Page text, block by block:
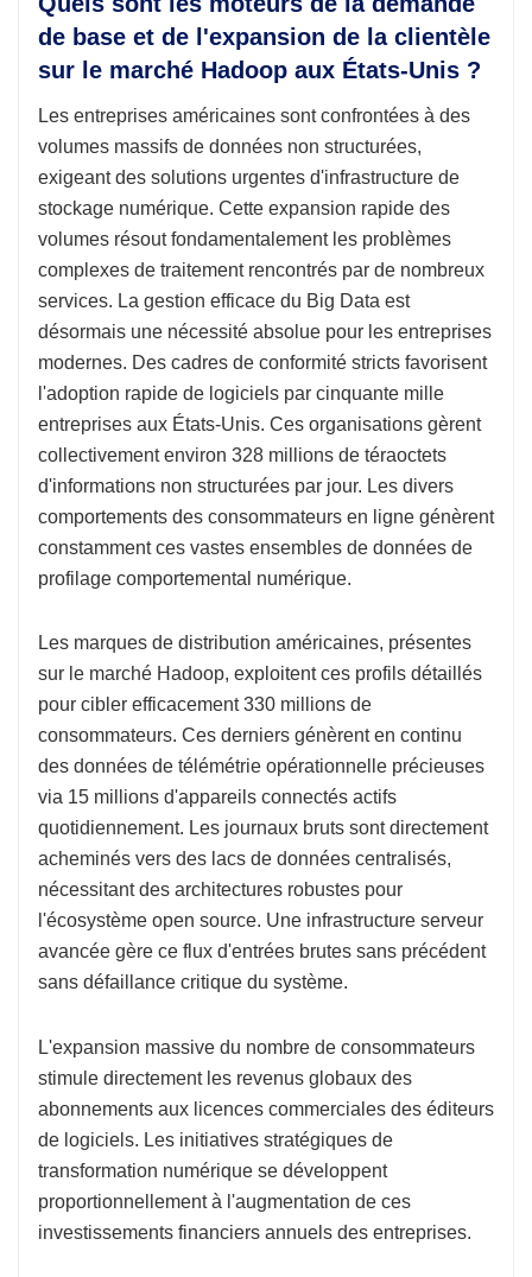
de base et de l'expansion de la clientèle
sur le marché Hadoop aux États-Unis ?
Les entreprises américaines sont confrontées à des
volumes massifs de données non structurées,
exigeant des solutions urgentes d'infrastructure de
stockage numérique. Cette expansion rapide des
volumes résout fondamentalement les problèmes
complexes de traitement rencontrés par de nombreux
services. La gestion efficace du Big Data est
désormais une nécessité absolue pour les entreprises
modernes. Des cadres de conformité stricts favorisent
l'adoption rapide de logiciels par cinquante mille
entreprises aux États-Unis. Ces organisations gèrent
collectivement environ 328 millions de téraoctets
d'informations non structurées par jour. Les divers
comportements des consommateurs en ligne génèrent
constamment ces vastes ensembles de données de
profilage comportemental numérique.
Les marques de distribution américaines, présentes
sur le marché Hadoop, exploitent ces profils détaillés
pour cibler efficacement 330 millions de
consommateurs. Ces derniers génèrent en continu
des données de télémétrie opérationnelle précieuses
via 15 millions d'appareils connectés actifs
quotidiennement. Les journaux bruts sont directement
acheminés vers des lacs de données centralisés,
nécessitant des architectures robustes pour
l'écosystème open source. Une infrastructure serveur
avancée gère ce flux d'entrées brutes sans précédent
sans défaillance critique du système.
L'expansion massive du nombre de consommateurs
stimule directement les revenus globaux des
abonnements aux licences commerciales des éditeurs
de logiciels. Les initiatives stratégiques de
transformation numérique se développent
proportionnellement à l'augmentation de ces
investissements financiers annuels des entreprises.